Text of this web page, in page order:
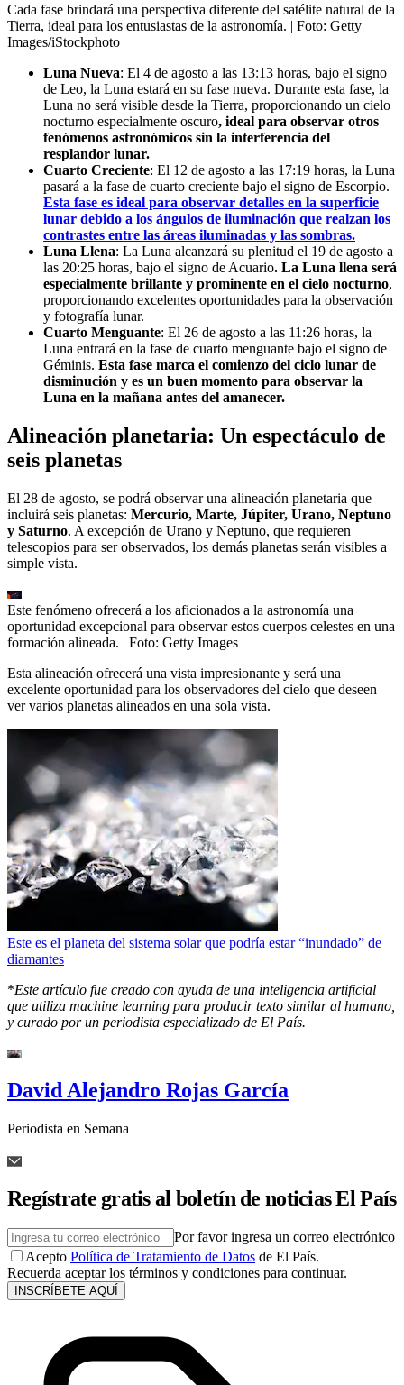
Cada fase brindará una perspectiva diferente del satélite natural de la
Tierra, ideal para los entusiastas de la astronomía. | Foto: Getty
Images/iStockphoto
Luna Nueva: El 4 de agosto a las 13:13 horas, bajo el signo
de Leo, la Luna estará en su fase nueva. Durante esta fase, la
Luna no será visible desde la Tierra, proporcionando un cielo
nocturno especialmente oscuro, ideal para observar otros
fenómenos astronómicos sin la interferencia del
resplandor lunar.
Cuarto Creciente: El 12 de agosto a las 17:19 horas, la Luna
pasará a la fase de cuarto creciente bajo el signo de Escorpio.
Esta fase es ideal para observar detalles en la superficie
lunar debido a los ángulos de iluminación que realzan los
contrastes entre las áreas iluminadas y las sombras.
Luna Llena: La Luna alcanzará su plenitud el 19 de agosto a
las 20:25 horas, bajo el signo de Acuario. La Luna llena será
especialmente brillante y prominente en el cielo nocturno,
proporcionando excelentes oportunidades para la observación
y fotografía lunar.
Cuarto Menguante: El 26 de agosto a las 11:26 horas, la
Luna entrará en la fase de cuarto menguante bajo el signo de
Géminis. Esta fase marca el comienzo del ciclo lunar de
disminución y es un buen momento para observar la
Luna en la mañana antes del amanecer.
Alineación planetaria: Un espectáculo de
seis planetas
El 28 de agosto, se podrá observar una alineación planetaria que
incluirá seis planetas: Mercurio, Marte, Júpiter, Urano, Neptuno
y Saturno. A excepción de Urano y Neptuno, que requieren
telescopios para ser observados, los demás planetas serán visibles a
simple vista.
Este fenómeno ofrecerá a los aficionados a la astronomía una
oportunidad excepcional para observar estos cuerpos celestes en una
formación alineada. | Foto: Getty Images
Esta alineación ofrecerá una vista impresionante y será una
excelente oportunidad para los observadores del cielo que deseen
ver varios planetas alineados en una sola vista.
Este es el planeta del sistema solar que podría estar “inundado” de
diamantes
*Este artículo fue creado con ayuda de una inteligencia artificial
que utiliza machine learning para producir texto similar al humano,
y curado por un periodista especializado de El País.
David Alejandro Rojas García
Periodista en Semana
Regístrate gratis al boletín de noticias El País
Por favor ingresa un correo electrónico
Acepto Política de Tratamiento de Datos de El País.
Recuerda aceptar los términos y condiciones para continuar.
INSCRÍBETE AQUÍ